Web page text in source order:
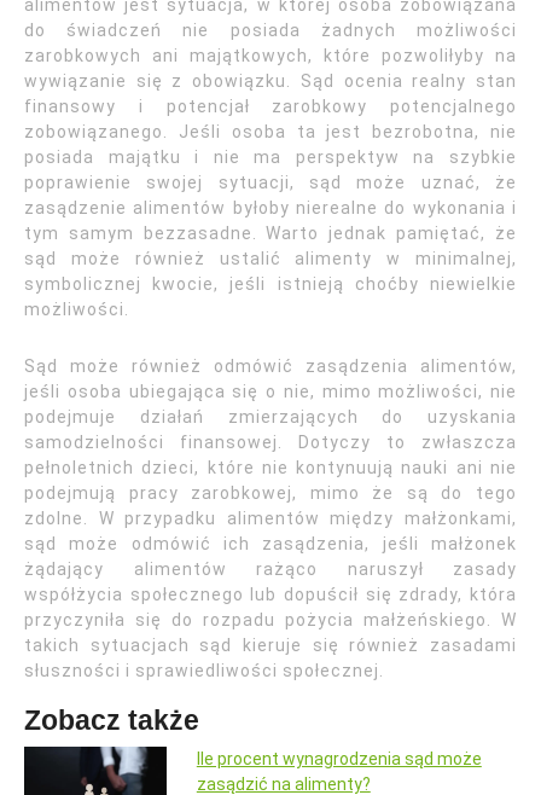
alimentów jest sytuacja, w której osoba zobowiązana
do świadczeń nie posiada żadnych możliwości
zarobkowych ani majątkowych, które pozwoliłyby na
wywiązanie się z obowiązku. Sąd ocenia realny stan
finansowy i potencjał zarobkowy potencjalnego
zobowiązanego. Jeśli osoba ta jest bezrobotna, nie
posiada majątku i nie ma perspektyw na szybkie
poprawienie swojej sytuacji, sąd może uznać, że
zasądzenie alimentów byłoby nierealne do wykonania i
tym samym bezzasadne. Warto jednak pamiętać, że
sąd może również ustalić alimenty w minimalnej,
symbolicznej kwocie, jeśli istnieją choćby niewielkie
możliwości.
Sąd może również odmówić zasądzenia alimentów,
jeśli osoba ubiegająca się o nie, mimo możliwości, nie
podejmuje działań zmierzających do uzyskania
samodzielności finansowej. Dotyczy to zwłaszcza
pełnoletnich dzieci, które nie kontynuują nauki ani nie
podejmują pracy zarobkowej, mimo że są do tego
zdolne. W przypadku alimentów między małżonkami,
sąd może odmówić ich zasądzenia, jeśli małżonek
żądający alimentów rażąco naruszył zasady
współżycia społecznego lub dopuścił się zdrady, która
przyczyniła się do rozpadu pożycia małżeńskiego. W
takich sytuacjach sąd kieruje się również zasadami
słuszności i sprawiedliwości społecznej.
Zobacz także
Ile procent wynagrodzenia sąd może
zasądzić na alimenty?